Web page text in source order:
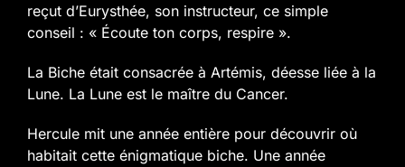
reçut d’Eurysthée, son instructeur, ce simple
conseil : « Écoute ton corps, respire ».
La Biche était consacrée à Artémis, déesse liée à la
Lune. La Lune est le maître du Cancer.
Hercule mit une année entière pour découvrir où
habitait cette énigmatique biche. Une année